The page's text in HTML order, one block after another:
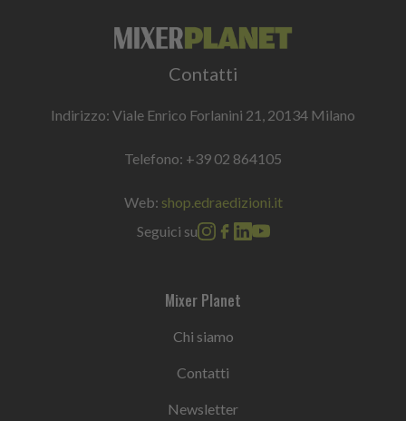
Contatti
Indirizzo: Viale Enrico Forlanini 21, 20134 Milano
Telefono: +39 02 864105
Web: shop.edraedizioni.it
Seguici su
Mixer Planet
Chi siamo
Contatti
Newsletter